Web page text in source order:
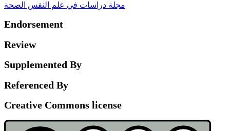
مجلة دراسات في علم النفس الصحة
Endorsement
Review
Supplemented By
Referenced By
Creative Commons license